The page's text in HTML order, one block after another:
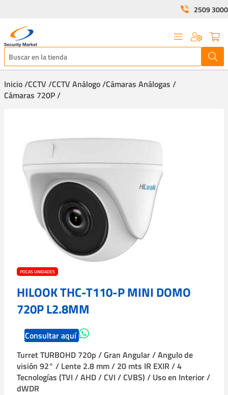
2509 3000
Inicio /CCTV /CCTV Análogo /Cámaras Análogas /
Cámaras 720P /
POCAS UNIDADES
HILOOK THC-T110-P MINI DOMO
720P L2.8MM
Consultar aquí
Turret TURBOHD 720p / Gran Angular / Angulo de
visión 92° / Lente 2.8 mm / 20 mts IR EXIR / 4
Tecnologías (TVI / AHD / CVI / CVBS) / Uso en Interior /
dWDR